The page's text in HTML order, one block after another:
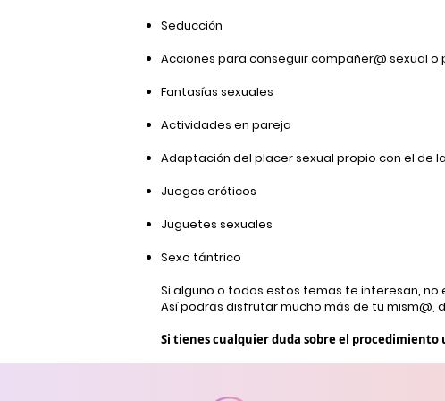
Seducción
Acciones para conseguir compañer@ sexual o
Fantasías sexuales
Actividades en pareja
Adaptación del placer sexual propio con el de
Juegos eróticos
Juguetes sexuales
Sexo tántrico
Si alguno o todos estos temas te interesan, no
Así podrás disfrutar mucho más de tu mism@,
Si tienes cualquier duda sobre el procedimiento